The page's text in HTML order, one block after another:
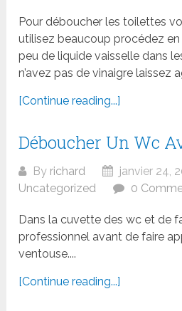
Pour déboucher les toilettes
utilisez beaucoup procédez en
peu de liquide vaisselle dans
n’avez pas de vinaigre laissez
[Continue reading...]
Déboucher Un Wc
By richard
janvier 24,
Uncategorized
0
Dans la cuvette des wc et de
professionnel avant de faire
ventouse....
[Continue reading...]